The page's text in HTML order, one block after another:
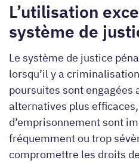
L’utilisation
système de
Le système de justice
lorsqu’il y a
poursuites sont engagées
alternatives plus
d’emprisonnement sont
fréquemment ou trop
compromettre les droits